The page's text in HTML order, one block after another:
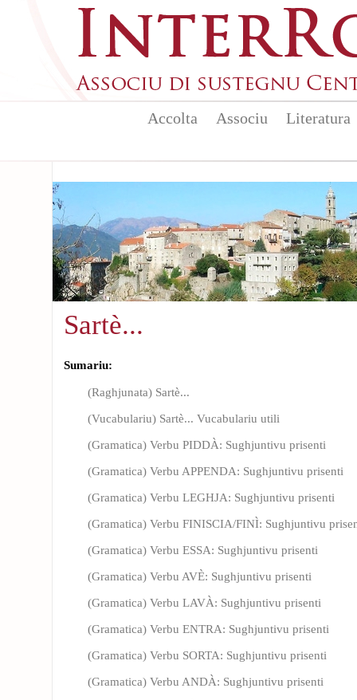
Accolta Associu Literatura
Sartè...
Sumariu:
(Raghjunata) Sartè...
(Vucabulariu) Sartè... Vucabulariu utili
(Gramatica) Verbu PIDDÀ: Sughjuntivu prisenti
(Gramatica) Verbu APPENDA: Sughjuntivu prisenti
(Gramatica) Verbu LEGHJA: Sughjuntivu prisenti
(Gramatica) Verbu FINISCIA/FINÌ: Sughjuntivu
(Gramatica) Verbu ESSA: Sughjuntivu prisenti
(Gramatica) Verbu AVÈ: Sughjuntivu prisenti
(Gramatica) Verbu LAVÀ: Sughjuntivu prisenti
(Gramatica) Verbu ENTRA: Sughjuntivu prisenti
(Gramatica) Verbu SORTA: Sughjuntivu prisenti
(Gramatica) Verbu ANDÀ: Sughjuntivu prisenti